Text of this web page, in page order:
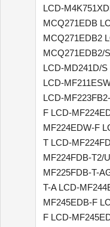
LCD-
MCQ271EDB
MCQ271EDB2
MCQ271EDB2/
LCD-MD241D/
LCD-
LCD-
F LCD-
MF224EDW-F
T LCD-
MF224FDB-T2/
MF225FDB-T-
T-A LCD-
MF245EDB-F
F LCD-